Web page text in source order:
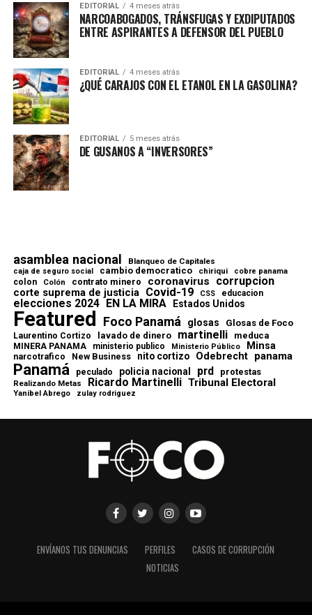
EDITORIAL 4 meses atrás
NARCOABOGADOS, TRÁNSFUGAS Y EXDIPUTADOS
ENTRE ASPIRANTES A DEFENSOR DEL PUEBLO
EDITORIAL 4 meses atrás
¿QUÉ CARAJOS CON EL ETANOL EN LA GASOLINA?
EDITORIAL 5 meses atrás
DE GUSANOS A “INVERSORES”
asamblea nacional Blanqueo de Capitales
caja de seguro social cambio democratico chiriqui cobre panama
colon Colón contrato minero coronavirus corrupcion
corte suprema de justicia Covid-19 CSS educacion
elecciones 2024 EN LA MIRA Estados Unidos
Featured Foco Panamá glosas Glosas de Foco
Laurentino Cortizo lavado de dinero martinelli meduca
MINERA PANAMA ministerio publico Ministerio Público Minsa
narcotrafico New Business nito cortizo Odebrecht panama
Panamá peculado policia nacional prd protestas
Realizando Metas Ricardo Martinelli Tribunal Electoral
Yanibel Abrego zulay rodriguez
ENVÍANOS TUS DENUNCIAS PERFILES
CASOS DE CORRUPCIÓN
NOTICIAS